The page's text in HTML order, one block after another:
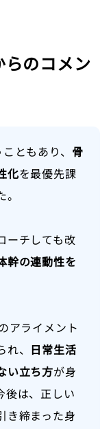
のコメン
ともあり、 骨
化を最優先課
ーチしても改
幹の連動性を
アライメント
、 日常生活
い立ち方が身
後は、正しい
き締まった身